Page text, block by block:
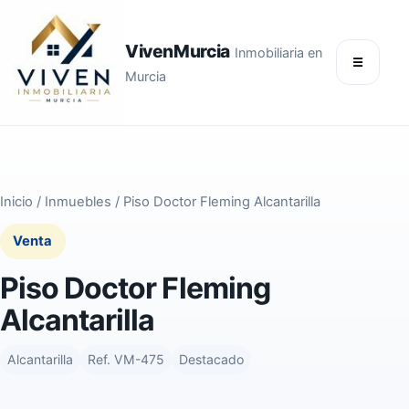
VivenMurcia Inmobiliaria en
Murcia
☰
Inicio / Inmuebles / Piso Doctor Fleming Alcantarilla
Venta
Piso Doctor Fleming
Alcantarilla
Alcantarilla Ref. VM-475 Destacado